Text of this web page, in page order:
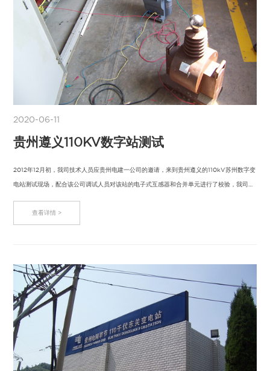
2020-06-11
贵州遵义110KV数字站测试
2012年12月初，我司技术人员应贵州电建一公司的邀请，来到贵州遵义的110kV苏州数字变
电站测试现场，配合该公司调试人员对该站的电子式互感器和合并单元进行了校验，我司
查看详情 >